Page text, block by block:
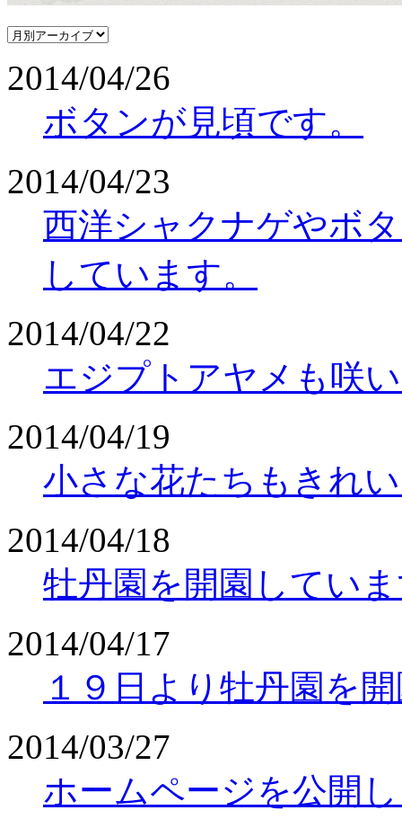
2014/04/26
ボタンが見頃です。
2014/04/23
西洋シャクナゲやボ
しています。
2014/04/22
エジプトアヤメも咲
2014/04/19
小さな花たちもきれ
2014/04/18
牡丹園を開園してい
2014/04/17
１９日より牡丹園を
2014/03/27
ホームページを公開